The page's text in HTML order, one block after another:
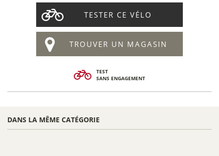
TESTER CE VÉLO
TROUVER UN MAGASIN
TEST
SANS ENGAGEMENT
DANS LA MÊME CATÉGORIE